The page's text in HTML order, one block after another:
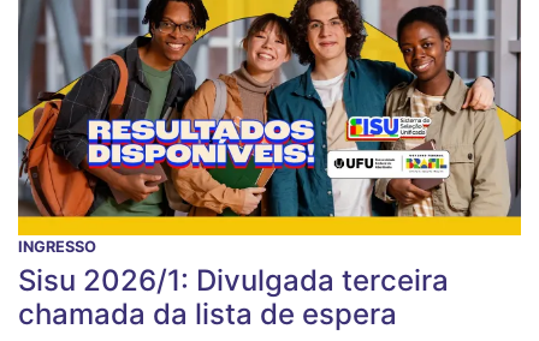
INGRESSO
Sisu 2026/1: Divulgada terceira
chamada da lista de espera